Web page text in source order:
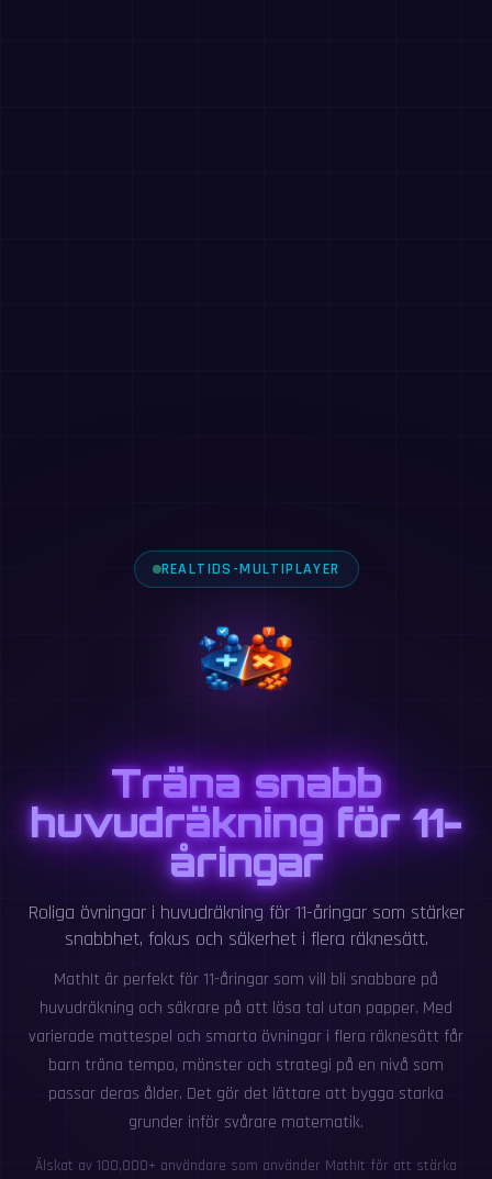
REALTIDS-MULTIPLAYER
Träna snabb
huvudräkning för 11-
åringar
Roliga övningar i huvudräkning för 11-åringar som stärker
snabbhet, fokus och säkerhet i flera räknesätt.
MathIt är perfekt för 11-åringar som vill bli snabbare på
huvudräkning och säkrare på att lösa tal utan papper. Med
varierade mattespel och smarta övningar i flera räknesätt får
barn träna tempo, mönster och strategi på en nivå som
passar deras ålder. Det gör det lättare att bygga starka
grunder inför svårare matematik.
Älskat av 100,000+ användare som använder MathIt för att stärka